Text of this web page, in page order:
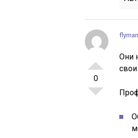
0
flyman
Они